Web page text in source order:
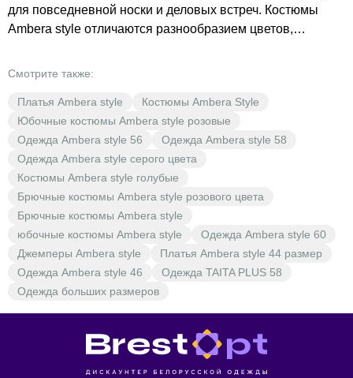
для повседневной носки и деловых встреч. Костюмы
Ambera style отличаются разнообразием цветов,
женщине подобрать идеальный образ для любого
делает покупки в BrestOpt особенно приятными.
Выбирая одежду бренда Ambera style, вы инвестируете
в свой стиль и комфорт, не переплачивая. Откройте для
себя мир моды с BrestOpt!
Смотрите также:
Платья Ambera style
Костюмы Ambera Style
Юбочные костюмы Ambera style розовые
Одежда Ambera style 56
Одежда Ambera style 58
Одежда Ambera style серого цвета
Костюмы Ambera style голубые
Брючные костюмы Ambera style розового цвета
Брючные костюмы Ambera style
юбочные костюмы Ambera style
Одежда Ambera style 60
Джемперы Ambera style
Платья Ambera style 44 размер
Одежда Ambera style 46
Одежда TAITA PLUS 58
Одежда больших размеров